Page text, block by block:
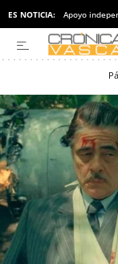
ES NOTICIA: Apoyo